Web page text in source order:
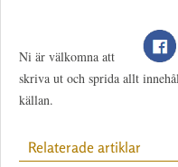
Ni är välkomna att
skriva ut och sprida allt
källan.
Relaterade artiklar